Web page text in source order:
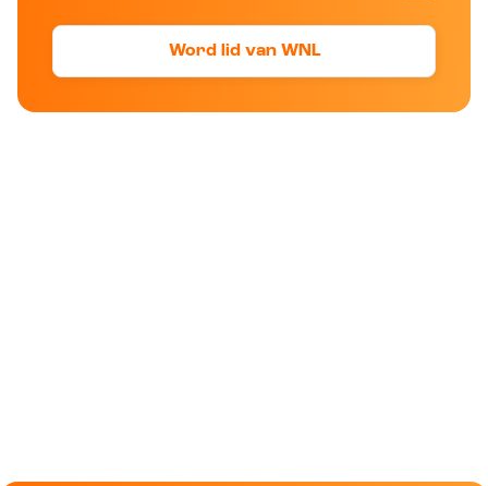
Word lid van WNL